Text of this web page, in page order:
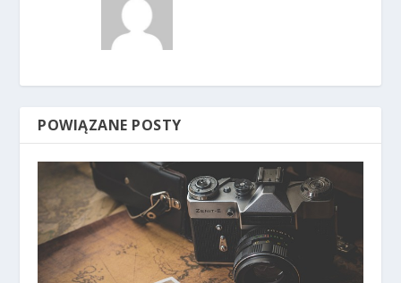
POWIĄZANE POSTY